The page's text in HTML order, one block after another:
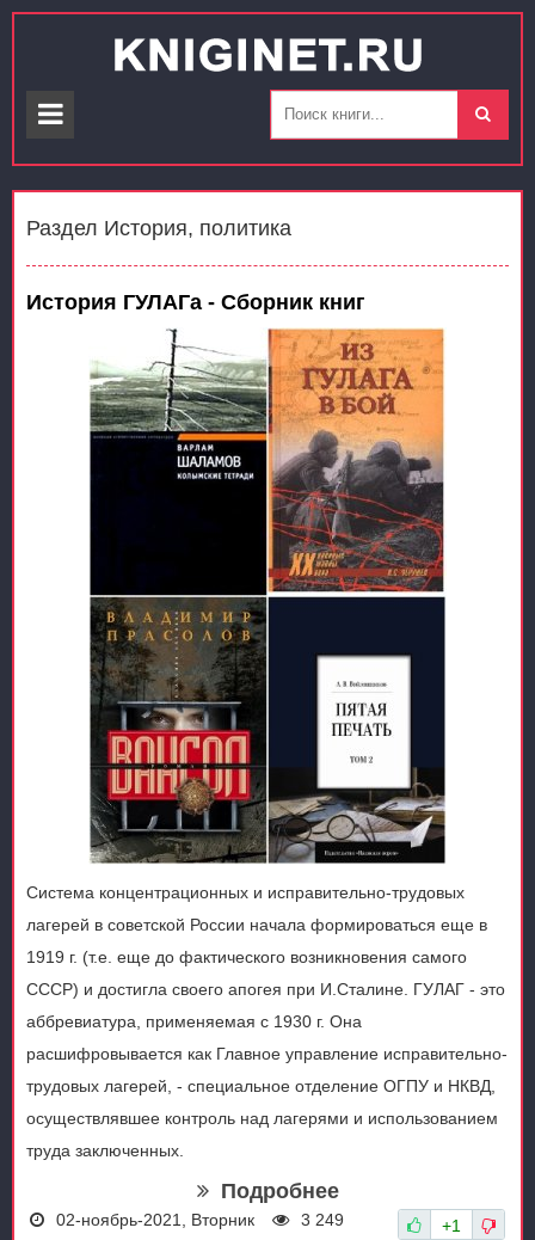
Раздел История, политика
История ГУЛАГа - Сборник книг
Система концентрационных и исправительно-трудовых
лагерей в советской России начала формироваться еще в
1919 г. (т.е. еще до фактического возникновения самого
СССР) и достигла своего апогея при И.Сталине. ГУЛАГ - это
аббревиатура, применяемая с 1930 г. Она
расшифровывается как Главное управление исправительно-
трудовых лагерей, - специальное отделение ОГПУ и НКВД,
осуществлявшее контроль над лагерями и использованием
труда заключенных.
Подробнее
02-ноябрь-2021, Вторник 3 249 +1